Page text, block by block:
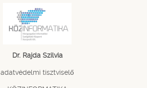
Dr. Rajda Szilvia
adatvédelmi tisztviselő